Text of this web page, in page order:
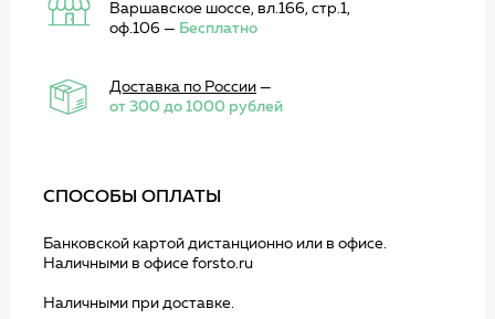
Варшавское шоссе, вл.166, стр.1,
оф.106 — Бесплатно
Доставка по России—
от 300 до 1000 рублей
СПОСОБЫ ОПЛАТЫ
Банковской картой дистанционно или в офисе.
Наличными в офисе forsto.ru
Наличными при доставке.